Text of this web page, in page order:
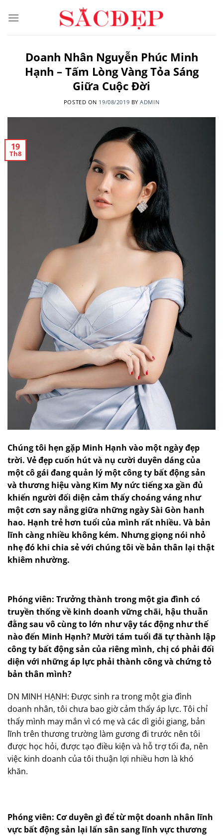
Doanh Nhân Nguyễn Phúc Minh
Hạnh – Tấm Lòng Vàng Tỏa Sáng
Giữa Cuộc Đời
POSTED ON 19/08/2019 BYADMIN
19
Th8
Chúng tôi hẹn gặp Minh Hạnh vào một ngày đẹp
trời. Vẻ đẹp cuốn hút và nụ cười duyên dáng của
một cô gái đang quản lý một công ty bất động sản
và thương hiệu vàng Kim My nức tiếng xa gần đủ
khiến người đối diện cảm thấy choáng váng như
một cơn say nắng giữa những ngày Sài Gòn hanh
hao. Hạnh trẻ hơn tuổi của mình rất nhiều. Và bản
lĩnh càng nhiều không kém. Nhưng giọng nói nhỏ
nhẹ đó khi chia sẻ với chúng tôi về bản thân lại thật
khiêm nhường.
Phóng viên: Trưởng thành trong một gia đình có
truyền thống về kinh doanh vững chãi, hậu thuẫn
đằng sau vô cùng to lớn như vậy tác động như thế
nào đến Minh Hạnh? Mười tám tuổi đã tự thành lập
công ty bất động sản của riêng mình, chị có phải đối
diện với những áp lực phải thành công và chứng tỏ
bản thân mình?
DN MINH HẠNH: Được sinh ra trong một gia đình
doanh nhân, tôi chưa bao giờ cảm thấy áp lực. Tôi chỉ
thấy mình may mắn vì có mẹ và các dì giỏi giang, bản
lĩnh trên thương trường làm gương đi trước nên tôi
được học hỏi, được tạo điều kiện và hỗ trợ tối đa, nên
việc kinh doanh của tôi thuận lợi nhiều hơn là khó
khăn.
Phóng viên: Cơ duyên gì để từ một doanh nhân lĩnh
vực bất động sản lại lấn sân sang lĩnh vực thương